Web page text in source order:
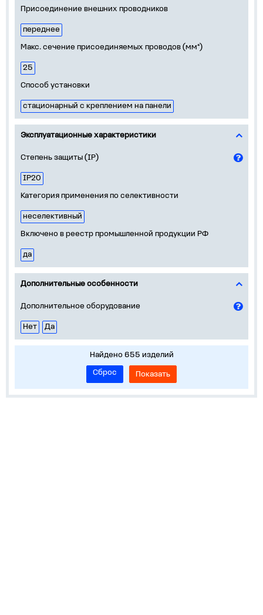
Присоединение внешних проводников
переднее
Макс. сечение присоединяемых проводов (мм²)
25
Способ установки
стационарный с креплением на панели
Эксплуатационные характеристики
Степень защиты (IP)
IP20
Категория применения по селективности
неселективный
Включено в реестр промышленной продукции РФ
да
Дополнительные особенности
Дополнительное оборудование
Нет Да
Найдено 655 изделий
Сброс
Показать